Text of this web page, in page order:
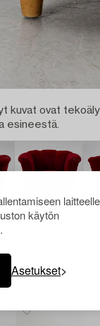
käytön
Asetukset
kuvat ovat
esineestä.